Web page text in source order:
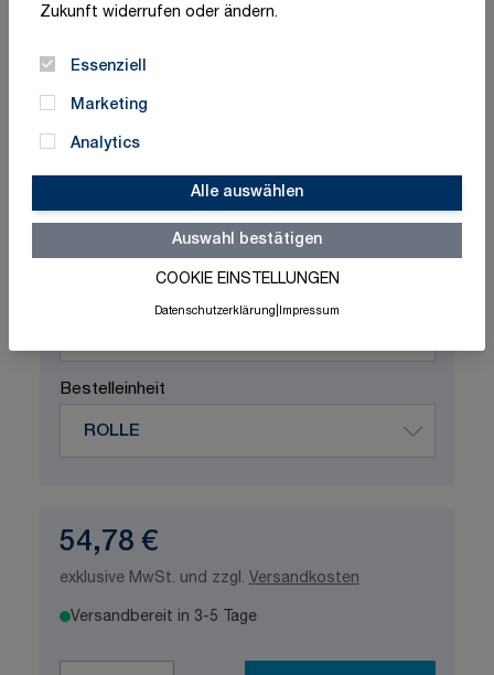
Zukunft widerrufen oder ändern.
Essenziell
Marketing
Analytics
Alle auswählen
Auswahl bestätigen
COOKIE EINSTELLUNGEN
Datenschutzerklärung Impressum
Schnelle Lieferung
Made in Germany
Produktvariation wählen
Bestelleinheit
54,78 €
exklusive MwSt. und zzgl. Versandkosten
Versandbereit in 3-5 Tage